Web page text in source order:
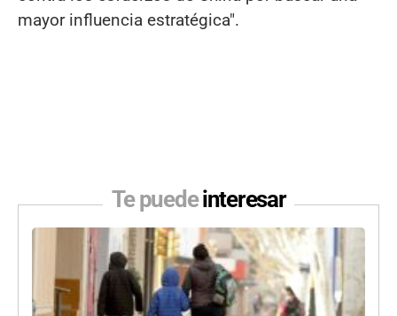
mayor influencia estratégica".
Te puedeinteresar